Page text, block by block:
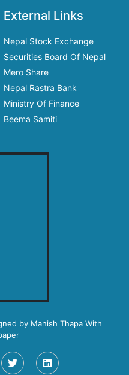
External Links
Nepal Stock Exchange
Securities Board Of Nepal
Mero Share
Nepal Rastra Bank
Ministry Of Finance
Beema Samiti
by Manish Thapa With